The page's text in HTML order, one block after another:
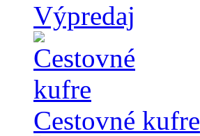
Výpredaj
Cestovné kufre